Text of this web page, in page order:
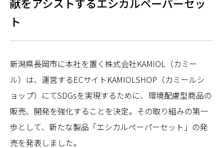
ト
新潟県長岡市に本社を置く株式会社KAMIOL（カミー
ル）は、運営するECサイトKAMIOLSHOP（カミールシ
ョップ）にてSDGsを実現するために、環境配慮型商品の
販売、開発を強化することを決定。その取り組みの第一
歩として、新たな製品「エシカルペーパーセット」の発
売を発表しました。